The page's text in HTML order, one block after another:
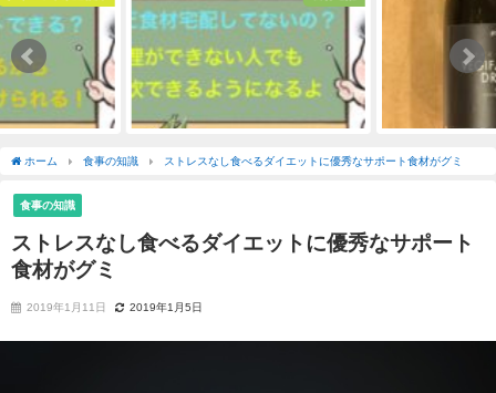
ホーム 食事の知識 ストレスなし食べるダイエットに優秀なサポート食材がグミ
食事の知識
ストレスなし食べるダイエットに優秀なサポート
食材がグミ
2019年1月11日 2019年1月5日